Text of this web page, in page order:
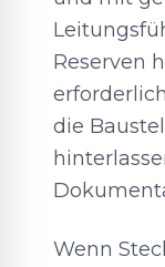
Reserven
die
Wenn